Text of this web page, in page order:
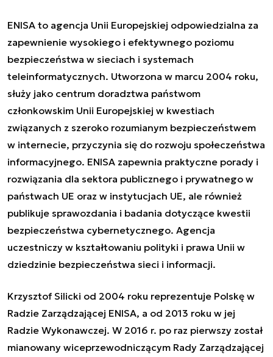
ENISA to agencja Unii Europejskiej odpowiedzialna za
zapewnienie wysokiego i efektywnego poziomu
bezpieczeństwa w sieciach i systemach
teleinformatycznych. Utworzona w marcu 2004 roku,
służy jako centrum doradztwa państwom
członkowskim Unii Europejskiej w kwestiach
związanych z szeroko rozumianym bezpieczeństwem
w internecie, przyczynia się do rozwoju społeczeństwa
informacyjnego. ENISA zapewnia praktyczne porady i
rozwiązania dla sektora publicznego i prywatnego w
państwach UE oraz w instytucjach UE, ale również
publikuje sprawozdania i badania dotyczące kwestii
bezpieczeństwa cybernetycznego. Agencja
uczestniczy w kształtowaniu polityki i prawa Unii w
dziedzinie bezpieczeństwa sieci i informacji.
Krzysztof Silicki od 2004 roku reprezentuje Polskę w
Radzie Zarządzającej ENISA, a od 2013 roku w jej
Radzie Wykonawczej. W 2016 r. po raz pierwszy został
mianowany wiceprzewodniczącym Rady Zarządzającej